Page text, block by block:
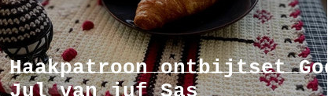
Haakpatroon ontbijtset God
Jul van juf Sas